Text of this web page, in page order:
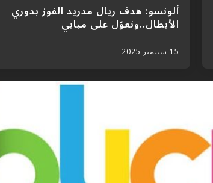
ألونسو: هدف ريال مدريد الفوز بدوري
الأبطال..ونعوّل على مبابي
15 سبتمبر 2025